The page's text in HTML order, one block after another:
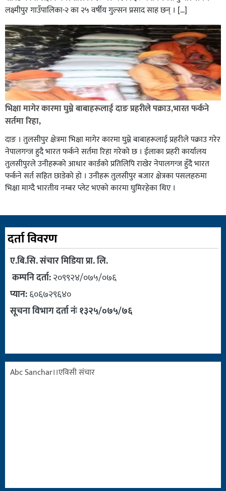
लक्ष्मीपुर गाउँपालिका-२ का २५ वर्षीय गुल्सन प्रसाद साह छन् । […]
भिक्षा मागेर कारमा घुम्ने बाबाहरूलाई दाङ प्रहरीले पक्राउ,भारत फर्कने
सर्तमा रिहा,
दाङ । तुलसीपुर क्षेत्रमा भिक्षा मागेर कारमा घुम्ने बाबाहरूलाई प्रहरीले पक्राउ गरेर
नेपालगन्ज हुदै भारत फर्कने सर्तमा रिहा गरेको छ । ईलाका प्रहरी कार्यालय
तुलसीपुरले उनीहरूको आधार कार्डको प्रतिलिपि राखेर नेपालगन्ज हुँदै भारत
फर्कने सर्त सहित छाडेको हो । उनीहरू तुलसीपुर बजार क्षेत्रका पसलहरुमा
भिक्षा माग्दै भारतीय नम्बर प्लेट भएको कारमा घुमिरहेका थिए ।
दर्ता विवरण
ए.बि.सि. संचार मिडिया प्रा. लि.
कम्पनि दर्ता:२०९९२४/०७५/०७६
प्यान:६०६७२९६४०
सूचना विभाग दर्ता नंः १३२५/०७५/७६
Abc Sanchar।।एविसी संचार